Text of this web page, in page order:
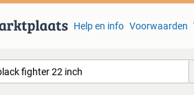
Help en info Voorwaarden